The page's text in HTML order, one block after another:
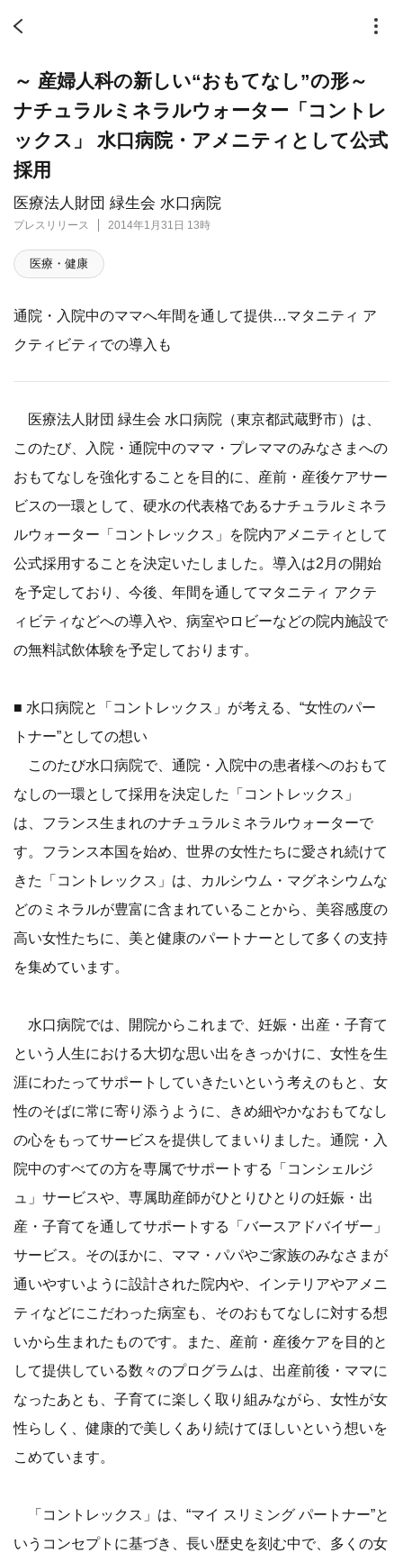
医療法人財団 緑生会 水口病院
プレスリリース 2014年1月31日 13時
～ 産婦人科の新しい“おもてなし”の形～
ナチュラルミネラルウォーター「コントレ
ックス」 水口病院・アメニティとして公式
採用
医療・健康
通院・入院中のママへ年間を通して提供…マタニティ ア
クティビティでの導入も
医療法人財団 緑生会 水口病院（東京都武蔵野市）は、
このたび、入院・通院中のママ・プレママのみなさまへの
おもてなしを強化することを目的に、産前・産後ケアサー
ビスの一環として、硬水の代表格であるナチュラルミネラ
ルウォーター「コントレックス」を院内アメニティとして
公式採用することを決定いたしました。導入は2月の開始
を予定しており、今後、年間を通してマタニティ アクテ
ィビティなどへの導入や、病室やロビーなどの院内施設で
の無料試飲体験を予定しております。
■ 水口病院と「コントレックス」が考える、“女性のパー
トナー”としての想い
このたび水口病院で、通院・入院中の患者様へのおもて
なしの一環として採用を決定した「コントレックス」
は、フランス生まれのナチュラルミネラルウォーターで
す。フランス本国を始め、世界の女性たちに愛され続けて
きた「コントレックス」は、カルシウム・マグネシウムな
どのミネラルが豊富に含まれていることから、美容感度の
高い女性たちに、美と健康のパートナーとして多くの支持
を集めています。
水口病院では、開院からこれまで、妊娠・出産・子育て
という人生における大切な思い出をきっかけに、女性を生
涯にわたってサポートしていきたいという考えのもと、女
性のそばに常に寄り添うように、きめ細やかなおもてなし
の心をもってサービスを提供してまいりました。通院・入
院中のすべての方を専属でサポートする「コンシェルジ
ュ」サービスや、専属助産師がひとりひとりの妊娠・出
産・子育てを通してサポートする「バースアドバイザー」
サービス。そのほかに、ママ・パパやご家族のみなさまが
通いやすいように設計された院内や、インテリアやアメニ
ティなどにこだわった病室も、そのおもてなしに対する想
いから生まれたものです。また、産前・産後ケアを目的と
して提供している数々のプログラムは、出産前後・ママに
なったあとも、子育てに楽しく取り組みながら、女性が女
性らしく、健康的で美しくあり続けてほしいという想いを
こめています。
「コントレックス」は、“マイ スリミング パートナー”と
いうコンセプトに基づき、長い歴史を刻む中で、多くの女